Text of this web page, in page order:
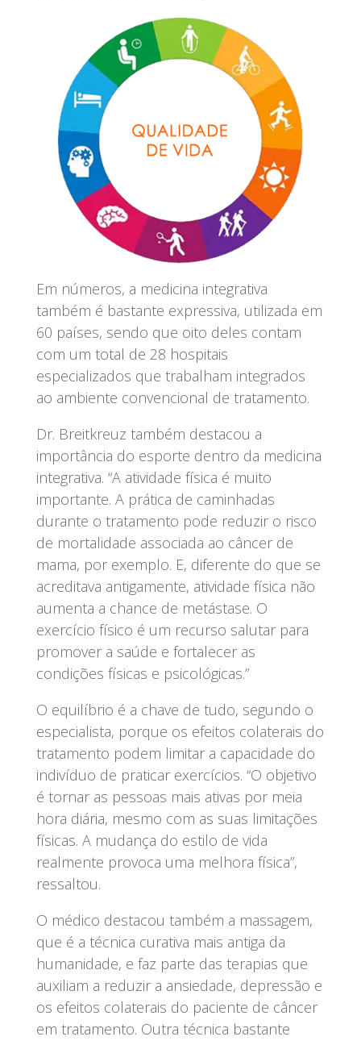
Em números, a medicina integrativa
também é bastante expressiva, utilizada em
60 países, sendo que oito deles contam
com um total de 28 hospitais
especializados que trabalham integrados
ao ambiente convencional de tratamento.
Dr. Breitkreuz também destacou a
importância do esporte dentro da medicina
integrativa. “A atividade física é muito
importante. A prática de caminhadas
durante o tratamento pode reduzir o risco
de mortalidade associada ao câncer de
mama, por exemplo. E, diferente do que se
acreditava antigamente, atividade física não
aumenta a chance de metástase. O
exercício físico é um recurso salutar para
promover a saúde e fortalecer as
condições físicas e psicológicas.”
O equilíbrio é a chave de tudo, segundo o
especialista, porque os efeitos colaterais do
tratamento podem limitar a capacidade do
indivíduo de praticar exercícios. “O objetivo
é tornar as pessoas mais ativas por meia
hora diária, mesmo com as suas limitações
físicas. A mudança do estilo de vida
realmente provoca uma melhora física”,
ressaltou.
O médico destacou também a massagem,
que é a técnica curativa mais antiga da
humanidade, e faz parte das terapias que
auxiliam a reduzir a ansiedade, depressão e
os efeitos colaterais do paciente de câncer
em tratamento. Outra técnica bastante